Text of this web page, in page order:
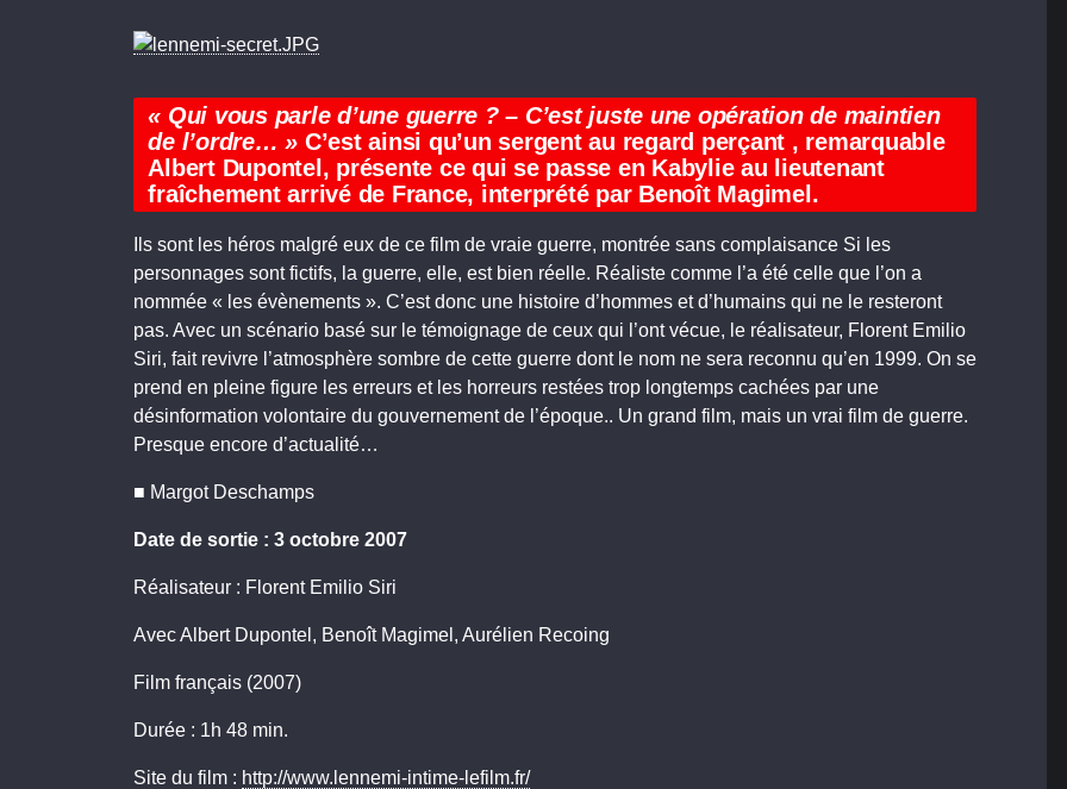
« Qui vous parle d’une guerre ? – C’est juste une opération de maintien
de l’ordre… » C’est ainsi qu’un sergent au regard perçant , remarquable
Albert Dupontel, présente ce qui se passe en Kabylie au lieutenant
fraîchement arrivé de France, interprété par Benoît Magimel.
Ils sont les héros malgré eux de ce film de vraie guerre, montrée sans complaisance Si les
personnages sont fictifs, la guerre, elle, est bien réelle. Réaliste comme l’a été celle que l’on a
nommée « les évènements ». C’est donc une histoire d’hommes et d’humains qui ne le resteront
pas. Avec un scénario basé sur le témoignage de ceux qui l’ont vécue, le réalisateur, Florent Emilio
Siri, fait revivre l’atmosphère sombre de cette guerre dont le nom ne sera reconnu qu’en 1999. On se
prend en pleine figure les erreurs et les horreurs restées trop longtemps cachées par une
désinformation volontaire du gouvernement de l’époque.. Un grand film, mais un vrai film de guerre.
Presque encore d’actualité…
■ Margot Deschamps
Date de sortie : 3 octobre 2007
Réalisateur : Florent Emilio Siri
Avec Albert Dupontel, Benoît Magimel, Aurélien Recoing
Film français (2007)
Durée : 1h 48 min.
Site du film : http://www.lennemi-intime-lefilm.fr/